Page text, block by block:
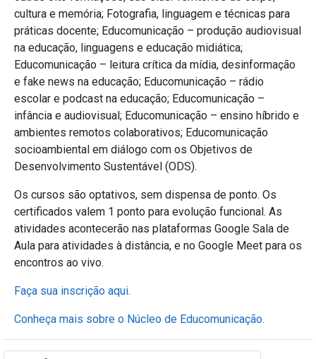
cultura e memória; Fotografia, linguagem e técnicas para
práticas docente; Educomunicação – produção audiovisual
na educação, linguagens e educação midiática;
Educomunicação – leitura crítica da mídia, desinformação
e fake news na educação; Educomunicação – rádio
escolar e podcast na educação; Educomunicação –
infância e audiovisual; Educomunicação – ensino híbrido e
ambientes remotos colaborativos; Educomunicação
socioambiental em diálogo com os Objetivos de
Desenvolvimento Sustentável (ODS).
Os cursos são optativos, sem dispensa de ponto. Os
certificados valem 1 ponto para evolução funcional. As
atividades acontecerão nas plataformas Google Sala de
Aula para atividades à distância, e no Google Meet para os
encontros ao vivo.
Faça sua inscrição aqui.
Conheça mais sobre o Núcleo de Educomunicação.